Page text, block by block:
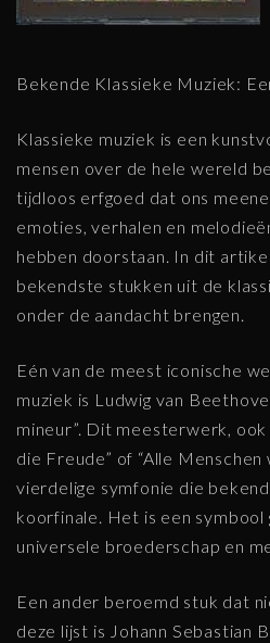
Bekende Klassieke Muziek:
Klassieke muziek is een
mensen over de hele wereld
tijdloos erfgoed dat ons
emoties, verhalen en
hebben doorstaan. In dit
bekendste stukken uit de
onder de aandacht brengen.
Eén van de meest iconische
muziek is Ludwig van
mineur”. Dit meesterwerk, ook
die Freude” of “Alle
vierdelige symfonie die
koorfinale. Het is een symbool
universele broederschap en
Een ander beroemd stuk dat
deze lijst is Johann Sebastian